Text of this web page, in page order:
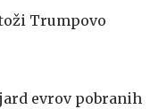
Trumpovo
evrov pobranih